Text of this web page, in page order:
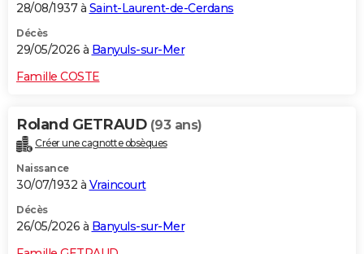
28/08/1937 à Saint-Laurent-de-Cerdans
Décès
29/05/2026 à Banyuls-sur-Mer
Famille COSTE
Roland GETRAUD (93 ans)
Créer une cagnotte obsèques
Naissance
30/07/1932 à Vraincourt
Décès
26/05/2026 à Banyuls-sur-Mer